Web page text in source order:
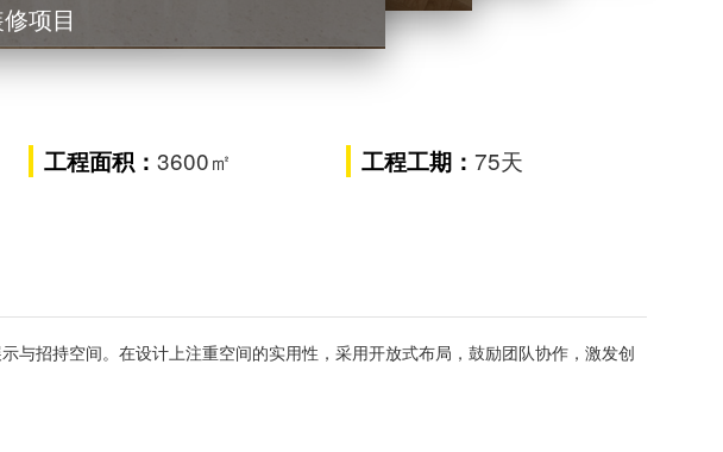
项目
工程面积： 3600㎡ 工程工期： 75天
招持空间。在设计上注重空间的实用性，采用开放式布局，鼓励团队协作，激发创